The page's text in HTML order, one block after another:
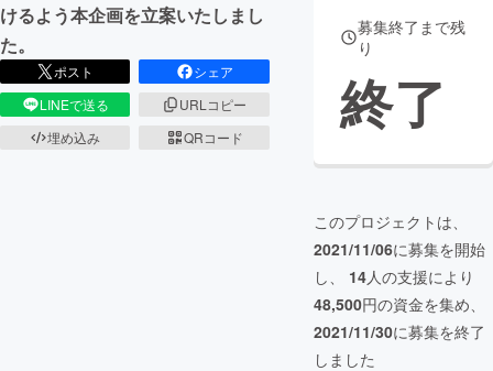
けるよう本企画を立案いたしまし
た。
ポスト
シェア
LINEで送る
URLコピー
埋め込み
QRコード
募集終了まで残
り
終了
このプロジェクトは、
2021/11/06に募集を開始
し、 14人の支援により
48,500円の資金を集め、
2021/11/30に募集を終了
しました